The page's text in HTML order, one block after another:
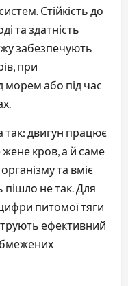
Стійкість до
та здатність
забезпечують
при
морем або під час
так: двигун працює
кров, а й саме
та вміє
не так. Для
питомої тяги
ефективний